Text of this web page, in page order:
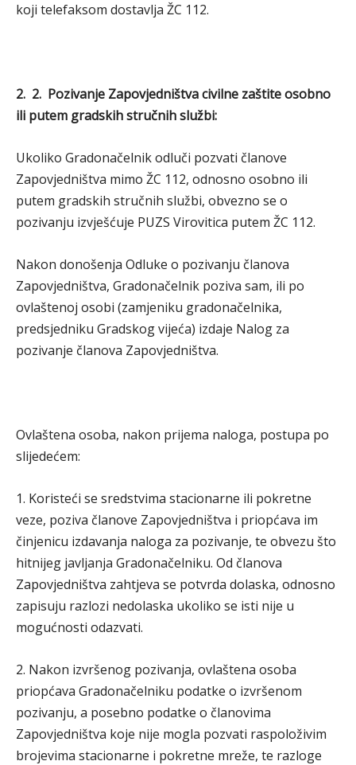
koji telefaksom dostavlja ŽC 112.
2. 2. Pozivanje Zapovjedništva civilne zaštite osobno
ili putem gradskih stručnih službi:
Ukoliko Gradonačelnik odluči pozvati članove
Zapovjedništva mimo ŽC 112, odnosno osobno ili
putem gradskih stručnih službi, obvezno se o
pozivanju izvješćuje PUZS Virovitica putem ŽC 112.
Nakon donošenja Odluke o pozivanju članova
Zapovjedništva, Gradonačelnik poziva sam, ili po
ovlaštenoj osobi (zamjeniku gradonačelnika,
predsjedniku Gradskog vijeća) izdaje Nalog za
pozivanje članova Zapovjedništva.
Ovlaštena osoba, nakon prijema naloga, postupa po
slijedećem:
1. Koristeći se sredstvima stacionarne ili pokretne
veze, poziva članove Zapovjedništva i priopćava im
činjenicu izdavanja naloga za pozivanje, te obvezu što
hitnijeg javljanja Gradonačelniku. Od članova
Zapovjedništva zahtjeva se potvrda dolaska, odnosno
zapisuju razlozi nedolaska ukoliko se isti nije u
mogućnosti odazvati.
2. Nakon izvršenog pozivanja, ovlaštena osoba
priopćava Gradonačelniku podatke o izvršenom
pozivanju, a posebno podatke o članovima
Zapovjedništva koje nije mogla pozvati raspoloživim
brojevima stacionarne i pokretne mreže, te razloge